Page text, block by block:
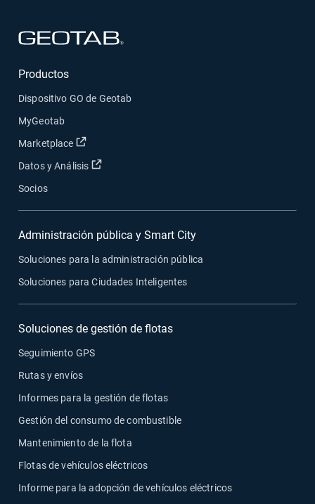
Productos
Dispositivo GO de Geotab
MyGeotab
Marketplace
Abrir en una nueva ventana
Datos y Análisis Abrir en una nueva ventana
Socios
Administración pública y Smart City
Soluciones para la administración pública
Soluciones para Ciudades Inteligentes
Soluciones de gestión de flotas
Seguimiento GPS
Rutas y envíos
Informes para la gestión de flotas
Gestión del consumo de combustible
Mantenimiento de la flota
Flotas de vehículos eléctricos
Informe para la adopción de vehículos eléctricos